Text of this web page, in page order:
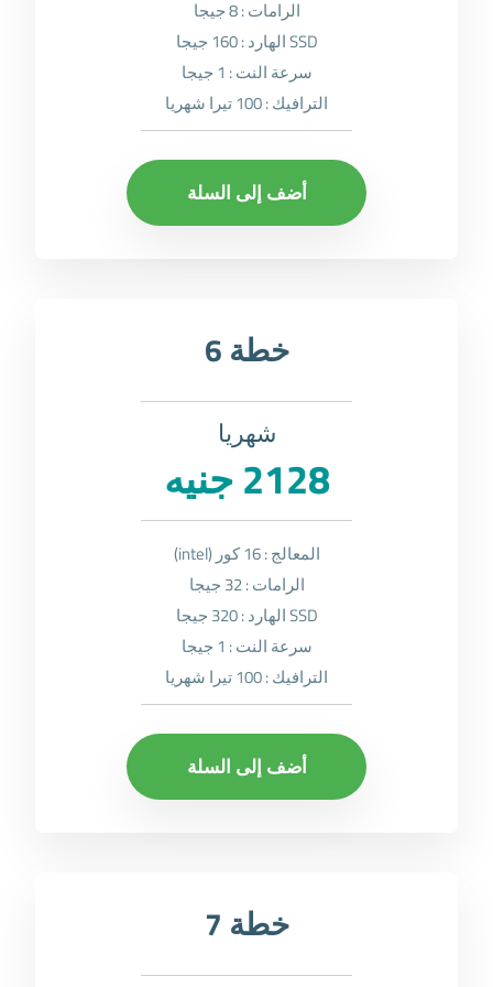
الرامات : 8 جيجا
SSD الهارد : 160 جيجا
سرعة النت : 1 جيجا
الترافيك : 100 تيرا شهريا
أضف إلى السلة
خطة 6
شهريا
2128 جنيه
المعالج : 16 كور (intel)
الرامات : 32 جيجا
SSD الهارد : 320 جيجا
سرعة النت : 1 جيجا
الترافيك : 100 تيرا شهريا
أضف إلى السلة
خطة 7